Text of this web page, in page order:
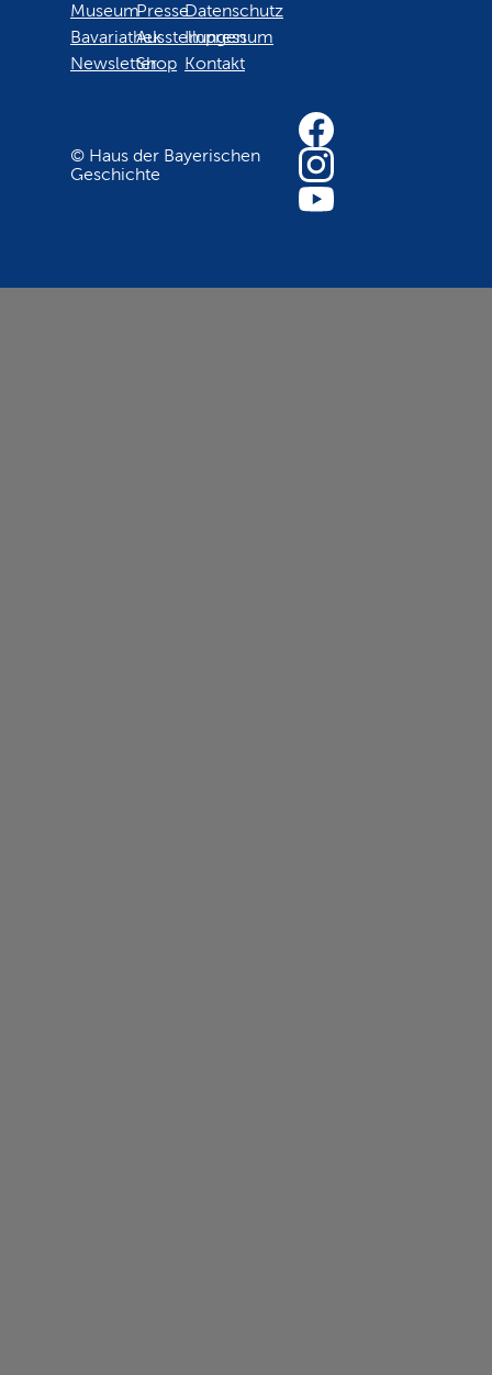
Museum
Bavariathek
Newsletter
Presse
Ausstellungen
Shop
Datenschutz
Impressum
Kontakt
© Haus der Bayerischen
Geschichte